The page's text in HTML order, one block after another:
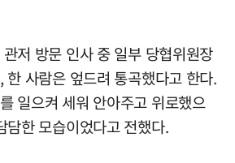
저 방문 인사 중 일부 당협위원장
한 사람은 엎드려 통곡했다고 한다.
일으켜 세워 안아주고 위로했으
담한 모습이었다고 전했다.